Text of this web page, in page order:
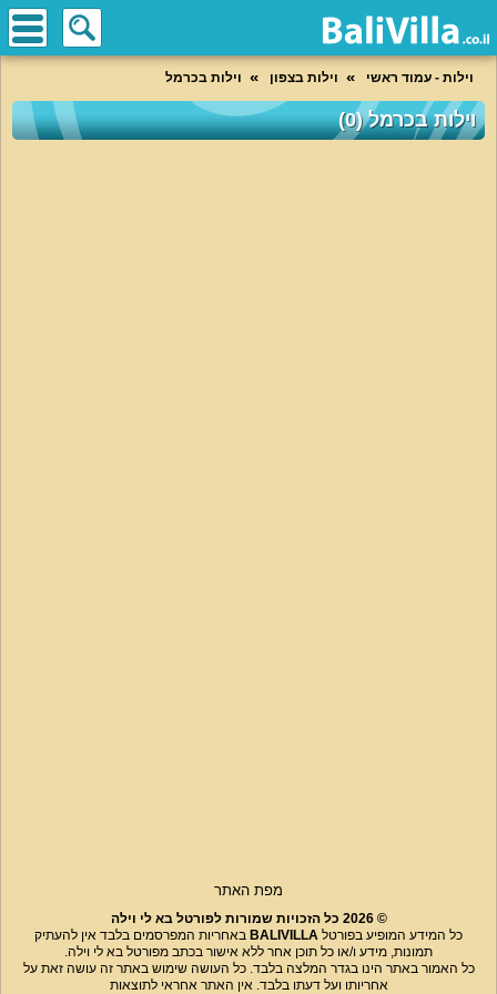
וילות - עמוד ראשי וילות בצפון וילות בכרמל
וילות בכרמל (0)
מפת האתר
© 2026 כל הזכויות שמורות לפורטל בא לי וילה
כל המידע המופיע בפורטל BALIVILLA באחריות המפרסמים בלבד אין להעתיק
תמונות, מידע ו/או כל תוכן אחר ללא אישור בכתב מפורטל בא לי וילה.
כל האמור באתר הינו בגדר המלצה בלבד. כל העושה שימוש באתר זה עושה זאת על
אחריותו ועל דעתו בלבד. אין האתר אחראי לתוצאות